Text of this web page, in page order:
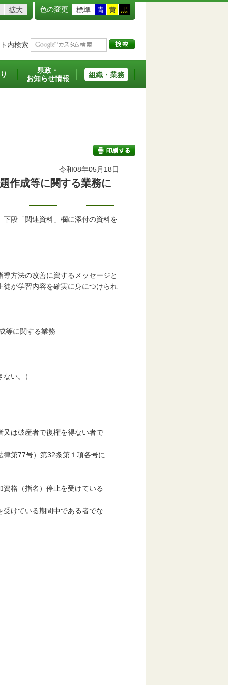
拡大 色の変更 標準 青 黄 黒
内検索
県政・
お知らせ情報
組織・業務
令和08年05月18日
作成等に関する業務に
段「関連資料」欄に添付の資料を
方法の改善に資するメッセージと
が学習内容を確実に身につけられ
等に関する業務
い。）
は破産者で復権を得ない者で
第77号）第32条第１項各号に
格（指名）停止を受けている
けている期間中である者でな